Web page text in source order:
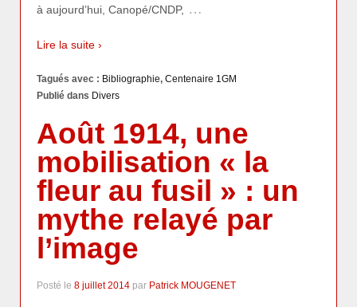
à aujourd’hui, Canopé/CNDP, …
Lire la suite ›
Tagués avec : Bibliographie, Centenaire 1GM
Publié dans Divers
Août 1914, une
mobilisation « la
fleur au fusil » : un
mythe relayé par
l’image
Posté le 8 juillet 2014 par Patrick MOUGENET